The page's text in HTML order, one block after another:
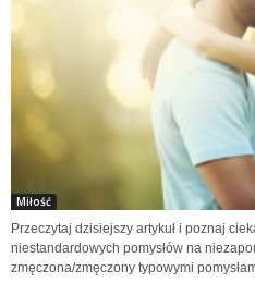
Miłość
Przeczytaj dzisiejszy artykuł i poznaj
niestandardowych pomysłów na
zmęczona/zmęczony typowymi